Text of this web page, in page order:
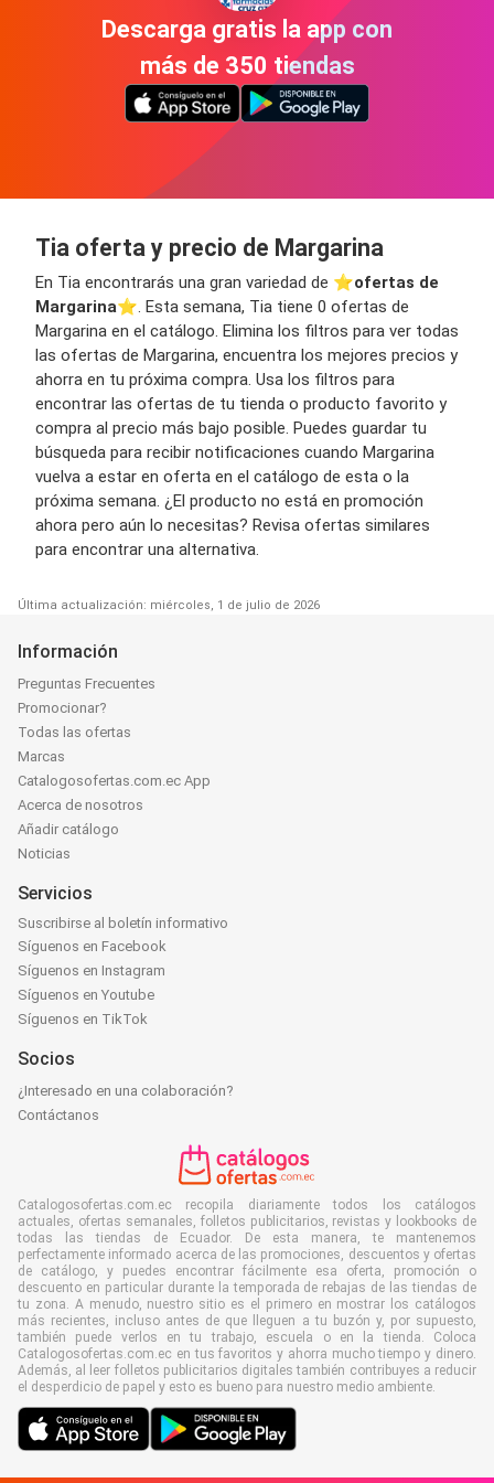
Descarga gratis la app con
más de 350 tiendas
Tia oferta y precio de Margarina
En Tia encontrarás una gran variedad de ⭐️ofertas de
Margarina⭐️. Esta semana, Tia tiene 0 ofertas de
Margarina en el catálogo. Elimina los filtros para ver todas
las ofertas de Margarina, encuentra los mejores precios y
ahorra en tu próxima compra. Usa los filtros para
encontrar las ofertas de tu tienda o producto favorito y
compra al precio más bajo posible. Puedes guardar tu
búsqueda para recibir notificaciones cuando Margarina
vuelva a estar en oferta en el catálogo de esta o la
próxima semana. ¿El producto no está en promoción
ahora pero aún lo necesitas? Revisa ofertas similares
para encontrar una alternativa.
Última actualización: miércoles, 1 de julio de 2026
Información
Preguntas Frecuentes
Promocionar?
Todas las ofertas
Marcas
Catalogosofertas.com.ec App
Acerca de nosotros
Añadir catálogo
Noticias
Servicios
Suscribirse al boletín informativo
Síguenos en Facebook
Síguenos en Instagram
Síguenos en Youtube
Síguenos en TikTok
Socios
¿Interesado en una colaboración?
Contáctanos
Catalogosofertas.com.ec recopila diariamente todos los catálogos
actuales, ofertas semanales, folletos publicitarios, revistas y lookbooks de
todas las tiendas de Ecuador. De esta manera, te mantenemos
perfectamente informado acerca de las promociones, descuentos y ofertas
de catálogo, y puedes encontrar fácilmente esa oferta, promoción o
descuento en particular durante la temporada de rebajas de las tiendas de
tu zona. A menudo, nuestro sitio es el primero en mostrar los catálogos
más recientes, incluso antes de que lleguen a tu buzón y, por supuesto,
también puede verlos en tu trabajo, escuela o en la tienda. Coloca
Catalogosofertas.com.ec en tus favoritos y ahorra mucho tiempo y dinero.
Además, al leer folletos publicitarios digitales también contribuyes a reducir
el desperdicio de papel y esto es bueno para nuestro medio ambiente.